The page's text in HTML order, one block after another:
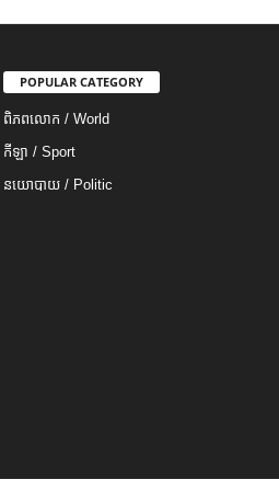
POPULAR CATEGORY
ពិភពលោក / World
កីឡា / Sport
នយោបាយ / Politic